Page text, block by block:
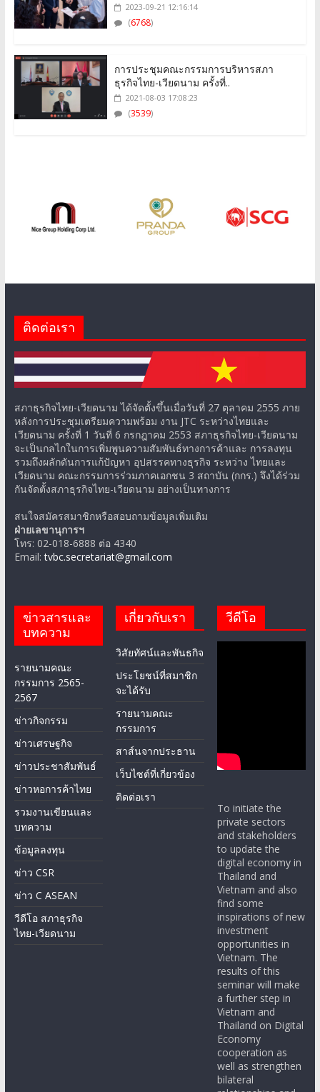
2023-09-21 12:16:14
(6768)
การประชุมคณะกรรมการบริหารสภา
ธุรกิจไทย-เวียดนาม ครั้งที่..
2021-08-03 17:08:23
(3539)
ติดต่อเรา
สภาธุรกิจไทย-เวียดนาม ได้จัดตั้งขึ้นเมื่อวันที่ 27 ตุลาคม 2555 ภาย
หลังการประชุมเตรียมความพร้อม งาน JTC ระหว่างไทยและ
เวียดนาม ครั้งที่ 1 วันที่ 6 กรกฎาคม 2553 สภาธุรกิจไทย-เวียดนาม
จะเป็นกลไกในการเพิ่มพูนความสัมพันธ์ทางการค้าและ การลงทุน
รวมถึงผลักดันการแก้ปัญหา อุปสรรคทางธุรกิจ ระหว่าง ไทยและ
เวียดนาม คณะกรรมการร่วมภาคเอกชน 3 สถาบัน (กกร.) จึงได้ร่วม
กันจัดตั้งสภาธุรกิจไทย-เวียดนาม อย่างเป็นทางการ
สนใจสมัครสมาชิกหรือสอบถามข้อมูลเพิ่มเติม
ฝ่ายเลขานุการฯ
โทร: 02-018-6888 ต่อ 4340
Email:tvbc.secretariat@gmail.com
ข่าวสารและ
บทความ
รายนามคณะ
กรรมการ 2565-
2567
ข่าวกิจกรรม
ข่าวเศรษฐกิจ
ข่าวประชาสัมพันธ์
ข่าวหอการค้าไทย
รวมงานเขียนและ
บทความ
ข้อมูลลงทุน
ข่าว CSR
ข่าว C ASEAN
วีดีโอ สภาธุรกิจ
ไทย-เวียดนาม
เกี่ยวกับเรา
วิสัยทัศน์และพันธกิจ
ประโยชน์ที่สมาชิก
จะได้รับ
รายนามคณะ
กรรมการ
สาส์นจากประธาน
เว็บไซต์ที่เกี่ยวข้อง
ติดต่อเรา
วีดีโอ
To initiate the
private sectors
and stakeholders
to update the
digital economy in
Thailand and
Vietnam and also
find some
inspirations of new
investment
opportunities in
Vietnam. The
results of this
seminar will make
a further step in
Vietnam and
Thailand on Digital
Economy
cooperation as
well as strengthen
bilateral